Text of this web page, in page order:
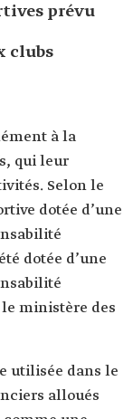
prévu
clubs
à la
qui leur
Selon le
dotée d’une
dotée d’une
ministère des
utilisée dans le
alloués